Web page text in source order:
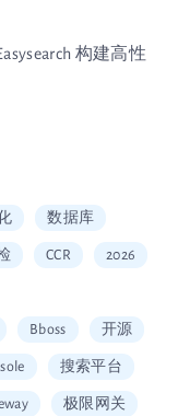
构建高性
数据库
CCR 2026
Bboss 开源
搜索平台
极限网关